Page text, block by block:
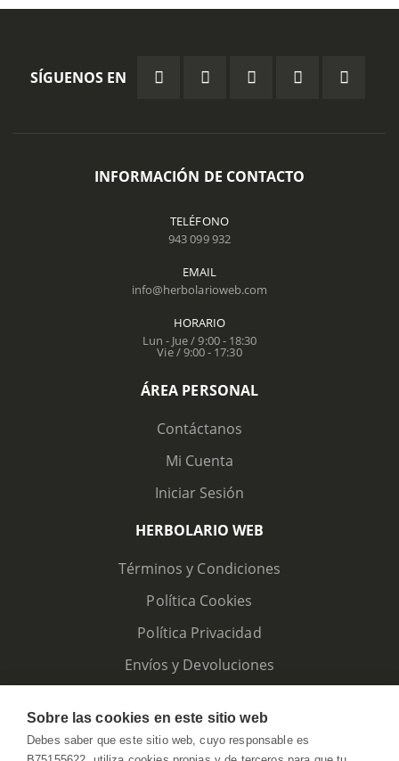
SÍGUENOS EN
INFORMACIÓN DE CONTACTO
TELÉFONO
943 099 932
EMAIL
info@herbolarioweb.com
HORARIO
Lun - Jue / 9:00 - 18:30
Vie / 9:00 - 17:30
ÁREA PERSONAL
Contáctanos
Mi Cuenta
Iniciar Sesión
HERBOLARIO WEB
Términos y Condiciones
Política Cookies
Política Privacidad
Envíos y Devoluciones
Sobre las cookies en este sitio web
Debes saber que este sitio web, cuyo responsable es